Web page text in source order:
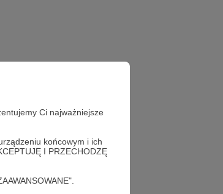
Ci najważniejsze
końcowym i ich
I PRZECHODZĘ